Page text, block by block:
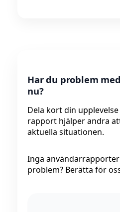
Har du problem
nu?
Dela kort din
rapport hjälper andra
aktuella situationen.
Inga
problem? Berätta för